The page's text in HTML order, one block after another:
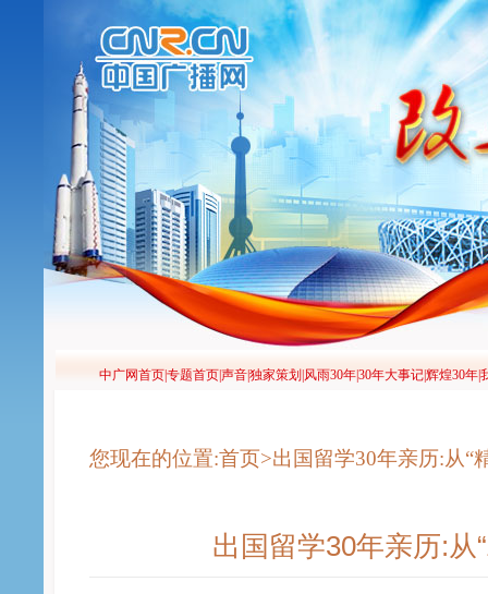
您现在的位置:首页>出国留学30年亲历:从“
出国留学30年亲历:从